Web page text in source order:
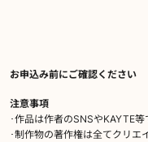
お申込み前にご確認ください
注意事項
･作品は作者のSNSやKAYTE等
･制作物の著作権は全てクリエ